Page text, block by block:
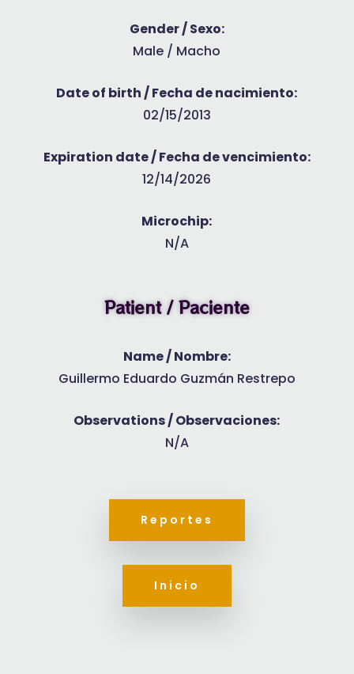
Gender / Sexo:
Male / Macho
Date of birth / Fecha de nacimiento:
02/15/2013
Expiration date / Fecha de vencimiento:
12/14/2026
Microchip:
N/A
Patient / Paciente
Name / Nombre:
Guillermo Eduardo Guzmán Restrepo
Observations / Observaciones:
N/A
Reportes
Inicio